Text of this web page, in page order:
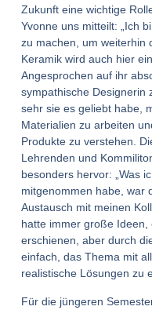
Zukunft eine wichtige
Yvonne uns mitteilt: „Ich
zu machen, um weiterhin
Keramik wird auch hier
Angesprochen auf ihr
sympathische Designerin
sehr sie es geliebt habe,
Materialien zu arbeiten
Produkte zu verstehen.
Lehrenden und
besonders hervor: „Was
mitgenommen habe, war
Austausch mit meinen
hatte immer große
erschienen, aber durch
einfach, das Thema mit
realistische Lösungen zu
Für die jüngeren